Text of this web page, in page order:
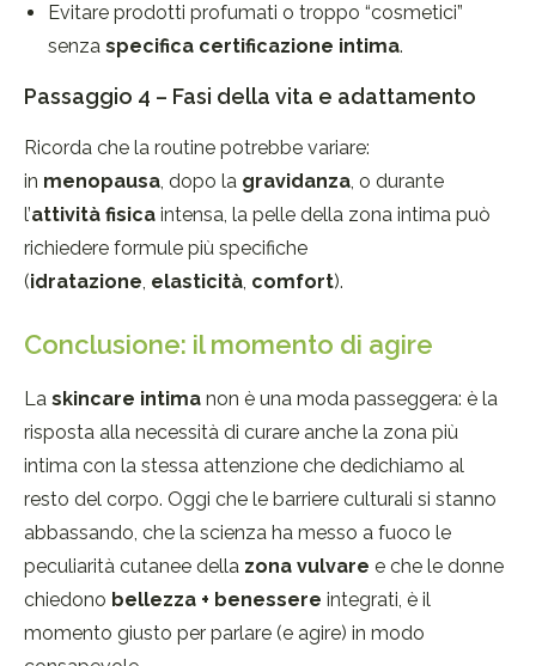
Evitare prodotti profumati o troppo “cosmetici”
senza specifica certificazione intima.
Passaggio 4 – Fasi della vita e adattamento
Ricorda che la routine potrebbe variare:
in menopausa, dopo la gravidanza, o durante
l’attività fisica intensa, la pelle della zona intima può
richiedere formule più specifiche
(idratazione, elasticità, comfort).
Conclusione: il momento di agire
La skincare intima non è una moda passeggera: è la
risposta alla necessità di curare anche la zona più
intima con la stessa attenzione che dedichiamo al
resto del corpo. Oggi che le barriere culturali si stanno
abbassando, che la scienza ha messo a fuoco le
peculiarità cutanee della zona vulvare e che le donne
chiedono bellezza + benessere integrati, è il
momento giusto per parlare (e agire) in modo